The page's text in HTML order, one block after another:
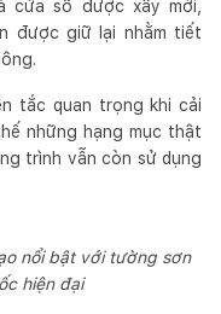
cửa sổ được xây mới,
được giữ lại nhằm tiết
tắc quan trọng khi cải
những hạng mục thật
trình vẫn còn sử dụng
nổi bật với tường sơn
hiện đại